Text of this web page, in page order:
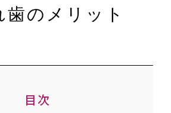
歯のメリット
目次